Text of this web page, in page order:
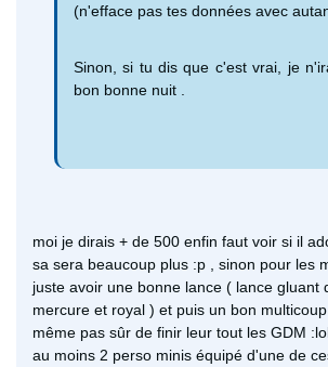
(n'efface pas tes données avec
Sinon, si tu dis que c'est vrai, je
bon bonne nuit .
moi je dirais + de 500 enfin faut voir si il
sa sera beaucoup plus :p , sinon pour les
juste avoir une bonne lance ( lance gluant
mercure et royal ) et puis un bon
même pas sûr de finir leur tout les GDM
au moins 2 perso minis équipé d'une de